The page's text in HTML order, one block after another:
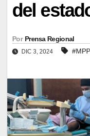
del
Por Prensa Regional
DIC 3, 2024